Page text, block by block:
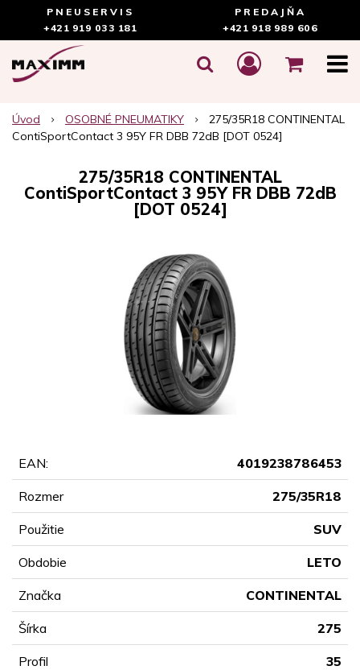
PNEUSERVIS
+421 919 033 181
PREDAJŇA
+421 918 989 606
Úvod OSOBNÉ PNEUMATIKY
275/35R18 CONTINENTAL
ContiSportContact 3 95Y FR DBB 72dB [DOT 0524]
275/35R18 CONTINENTAL
ContiSportContact 3 95Y FR DBB 72dB
[DOT 0524]
EAN: 4019238786453
Rozmer 275/35R18
Použitie SUV
Obdobie LETO
Značka CONTINENTAL
Šírka 275
Profil 35